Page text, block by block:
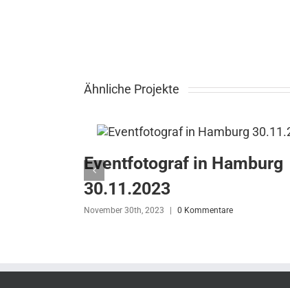
Ähnliche Projekte
Eventfotograf in Hamburg
30.11.2023
November 30th, 2023 | 0 Kommentare